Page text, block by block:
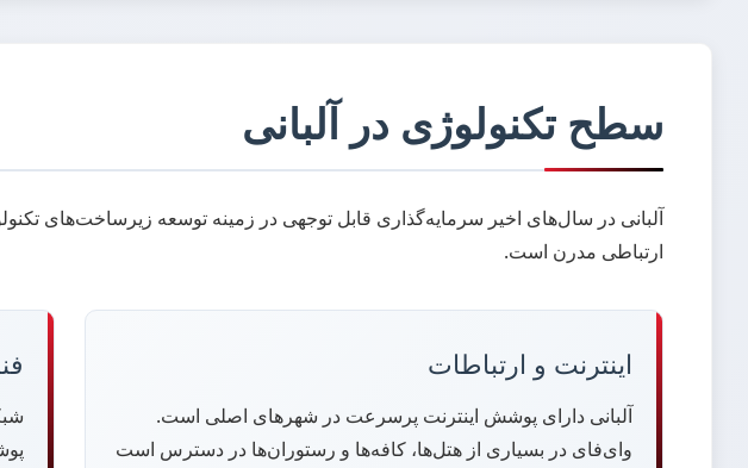
سطح تکنولوژی در آلبانی
آلبانی در سال‌های اخیر سرمایه‌گذاری قابل توجهی در زمینه توسعه زیرساخت‌های
ارتباطی مدرن است.
اینترنت و ارتباطات
آلبانی دارای پوشش اینترنت پرسرعت در شهرهای اصلی است.
وای‌فای در بسیاری از هتل‌ها، کافه‌ها و رستوران‌ها در دسترس است